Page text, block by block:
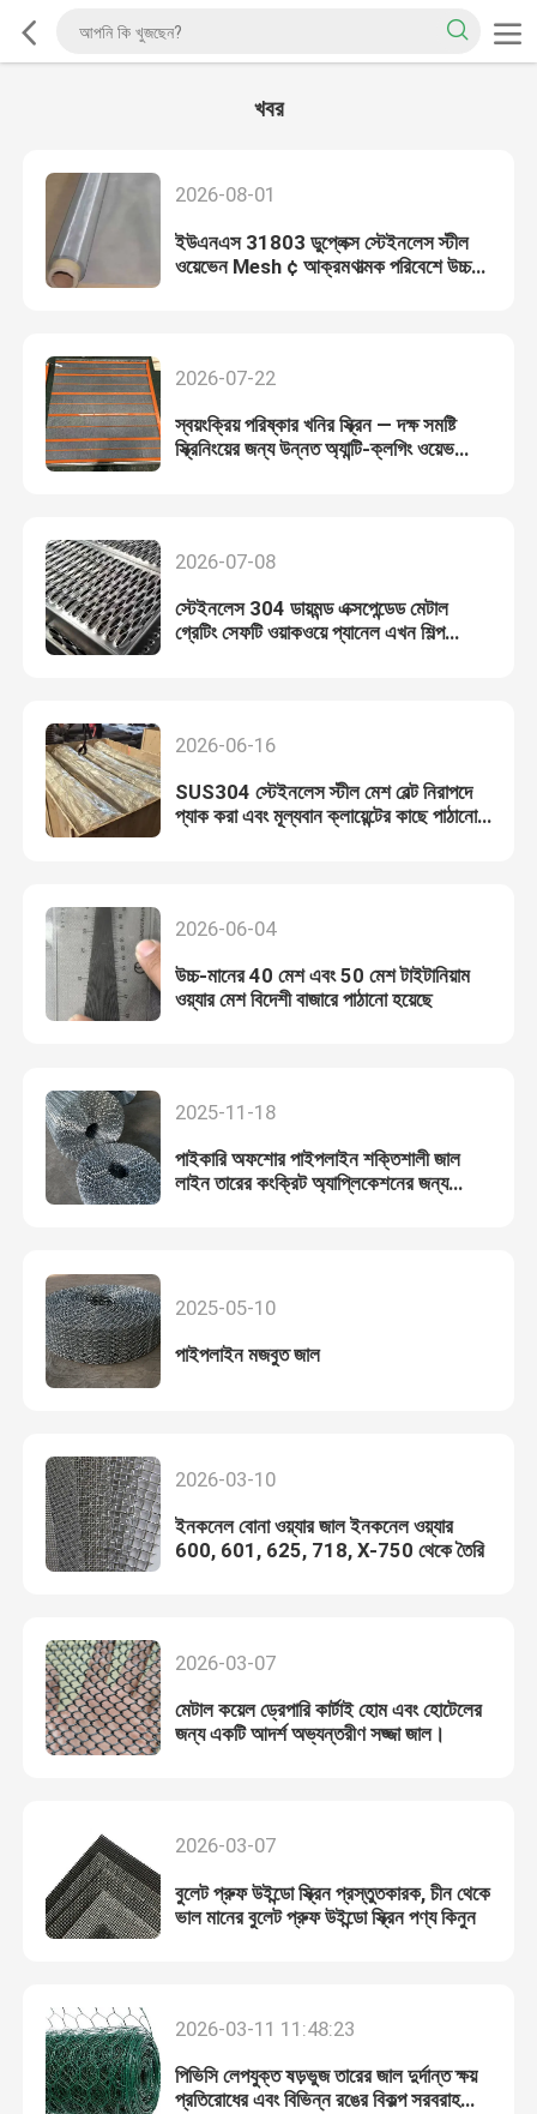
খবর
2026-08-01
ইউএনএস 31803 ডুপ্লেক্স স্টেইনলেস স্টীল
ওয়েভেন Mesh ¢ আক্রমণাত্মক পরিবেশে উচ্চতর
2026-07-22
স্বয়ংক্রিয় পরিষ্কার খনির স্ক্রিন — দক্ষ সমষ্টি
স্ক্রিনিংয়ের জন্য উন্নত অ্যান্টি-ক্লগিং ওয়েভ
2026-07-08
স্টেইনলেস 304 ডায়মন্ড এক্সপেন্ডেড মেটাল
গ্রেটিং সেফটি ওয়াকওয়ে প্যানেল এখন শিল্প
2026-06-16
SUS304 স্টেইনলেস স্টীল মেশ বেল্ট নিরাপদে
প্যাক করা এবং মূল্যবান ক্লায়েন্টের কাছে পাঠানো
2026-06-04
উচ্চ-মানের 40 মেশ এবং 50 মেশ টাইটানিয়াম
ওয়্যার মেশ বিদেশী বাজারে পাঠানো হয়েছে
2025-11-18
পাইকারি অফশোর পাইপলাইন শক্তিশালী জাল
লাইন তারের কংক্রিট অ্যাপ্লিকেশনের জন্য
2025-05-10
পাইপলাইন মজবুত জাল
2026-03-10
ইনকনেল বোনা ওয়্যার জাল ইনকনেল ওয়্যার
600, 601, 625, 718, X-750 থেকে তৈরি
2026-03-07
মেটাল কয়েল ড্রেপারি কার্টাই হোম এবং হোটেলের
জন্য একটি আদর্শ অভ্যন্তরীণ সজ্জা জাল।
2026-03-07
বুলেট প্রুফ উইন্ডো স্ক্রিন প্রস্তুতকারক, চীন থেকে
ভাল মানের বুলেট প্রুফ উইন্ডো স্ক্রিন পণ্য কিনুন
2026-03-11 11:48:23
পিভিসি লেপযুক্ত ষড়ভুজ তারের জাল দুর্দান্ত ক্ষয়
প্রতিরোধের এবং বিভিন্ন রঙের বিকল্প সরবরাহ